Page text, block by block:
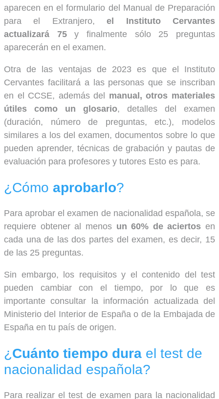
aparecen en el formulario del Manual de Preparación
para el Extranjero,el Instituto Cervantes
actualizará 75y finalmente sólo 25 preguntas
aparecerán en el examen.
Otra de las ventajas de 2023 es que el Instituto
Cervantes facilitará a las personas que se inscriban
en el CCSE, además del manual, otros materiales
útiles como un glosario, detalles del examen
(duración, número de preguntas, etc.), modelos
similares a los del examen, documentos sobre lo que
pueden aprender, técnicas de grabación y pautas de
evaluación para profesores y tutores Esto es para.
¿Cómo aprobarlo?
Para aprobar el examen de nacionalidad española, se
requiere obtener al menos un 60% de aciertos en
cada una de las dos partes del examen, es decir, 15
de las 25 preguntas.
Sin embargo, los requisitos y el contenido del test
pueden cambiar con el tiempo, por lo que es
importante consultar la información actualizada del
Ministerio del Interior de España o de la Embajada de
España en tu país de origen.
¿Cuánto tiempo dura el test de
nacionalidad española?
Para realizar el test de examen para la nacionalidad